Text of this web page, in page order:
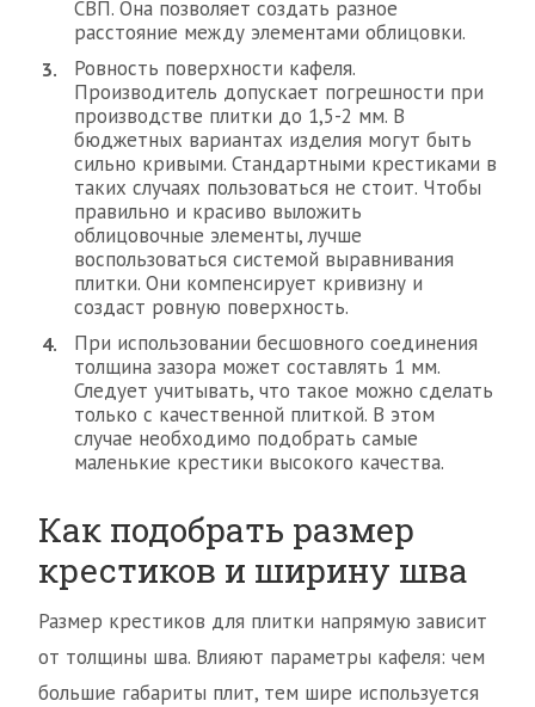
СВП. Она позволяет создать разное
расстояние между элементами облицовки.
Ровность поверхности кафеля.
Производитель допускает погрешности при
производстве плитки до 1,5-2 мм. В
бюджетных вариантах изделия могут быть
сильно кривыми. Стандартными крестиками в
таких случаях пользоваться не стоит. Чтобы
правильно и красиво выложить
облицовочные элементы, лучше
воспользоваться системой выравнивания
плитки. Они компенсирует кривизну и
создаст ровную поверхность.
При использовании бесшовного соединения
толщина зазора может составлять 1 мм.
Следует учитывать, что такое можно сделать
только с качественной плиткой. В этом
случае необходимо подобрать самые
маленькие крестики высокого качества.
Как подобрать размер
крестиков и ширину шва
Размер крестиков для плитки напрямую зависит
от толщины шва. Влияют параметры кафеля: чем
большие габариты плит, тем шире используется